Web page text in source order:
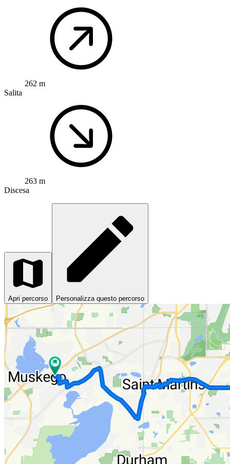
262 m
Salita
263 m
Discesa
Apri percorso Personalizza questo percorso